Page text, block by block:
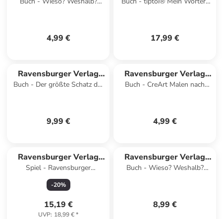
GmbH
4,99 €
GmbH
17,99 €
Ravensburger Verlag
GmbH
Buch - Der größte Schatz der
9,99 €
Ravensburger Verlag
GmbH
Buch - CreArt Malen nach
4,99 €
Ravensburger Verlag
GmbH
Spiel - Ravensburger
Kinderpuzzle 09789 - Die
Disney Prinzessinnen - groß
-20%
15,19 €
UVP: 18,99 €*
Ravensburger Verlag
GmbH
Buch - Wieso? Weshalb?
8,99 €